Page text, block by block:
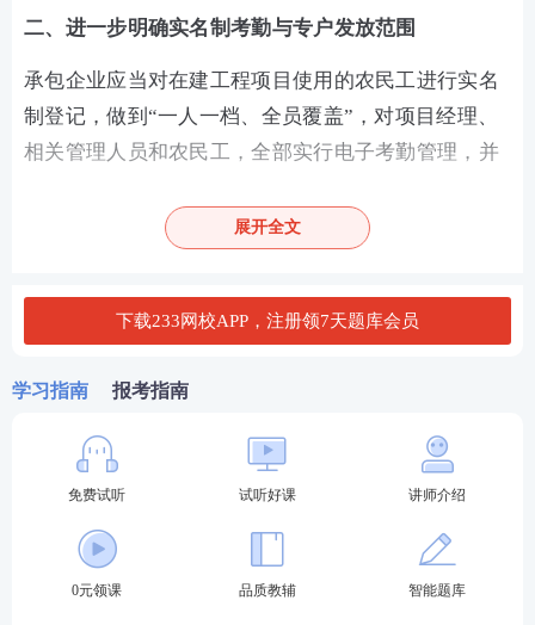
二、进一步明确实名制考勤与专户发放范围
承包企业应当对在建工程项目使用的农民工进行实名
制登记，做到“一人一档、全员覆盖”，对项目经理、
相关管理人员和农民工，全部实行电子考勤管理，并
人员范围，严禁以下人员通过工资专用账户发放工
立劳动关系的管理人员；三是各相关企业法定代表
人、股东及其他非本项目农民工。工资专用账户资金
的农民工劳动报酬，严禁套取、挪用专用账户资金。
三、建立实名制考勤与工资发放联动机制
全面建立实名制考勤与工资专用账户发放联动机制，
实现“考勤有记录、工资有依据”的闭环管理：一是严
格遵守“有考勤必须发工资”原则。在省监管平台进行
展开全文
下载233网校APP，注册领7天题库会员
学习指南 报考指南
免费试听 试听好课 讲师介绍
0元领课 品质教辅 智能题库